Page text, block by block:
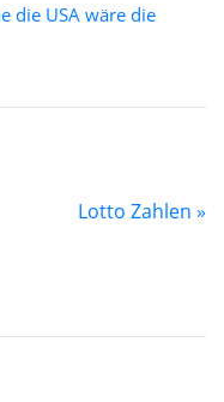
die USA wäre die
Lotto Zahlen »